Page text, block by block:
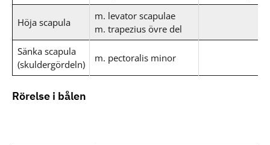
Höja scapula
m. levator scapulae
m. trapezius övre del
Sänka scapula
(skuldergördeln)
m. pectoralis minor
Rörelse i bålen